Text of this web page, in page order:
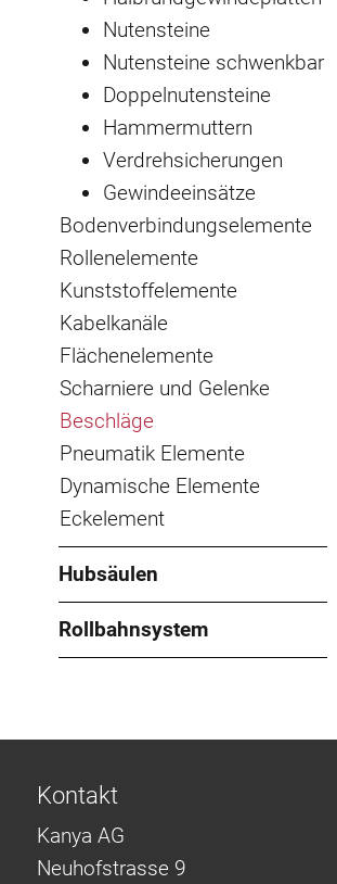
Nutensteine
Nutensteine schwenkbar
Doppelnutensteine
Hammermuttern
Verdrehsicherungen
Gewindeeinsätze
Bodenverbindungselemente
Rollenelemente
Kunststoffelemente
Kabelkanäle
Flächenelemente
Scharniere und Gelenke
Beschläge
Pneumatik Elemente
Dynamische Elemente
Eckelement
Hubsäulen
Rollbahnsystem
Kontakt
Kanya AG
Neuhofstrasse 9